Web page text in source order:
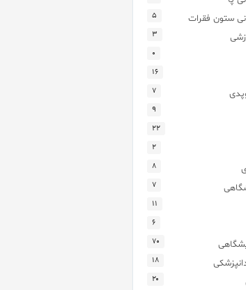
ستون فقرات ۵
۳
۰
۱۶
۷
۹
۲۲
۲
۸
۷
۱۱
۶
۷۰
۱۸
۲۰